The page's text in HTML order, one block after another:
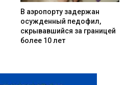
В аэропорту задержан
осужденный педофил,
скрывавшийся за границей
более 10 лет